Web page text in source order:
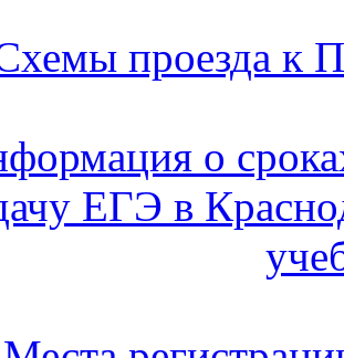
проезда к
о
ЕГЭ в